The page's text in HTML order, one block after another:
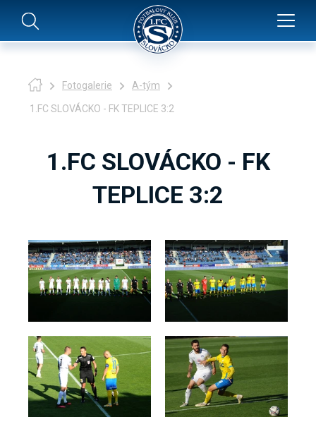
Fotogalerie A-tým
1.FC SLOVÁCKO - FK TEPLICE 3:2
1.FC SLOVÁCKO - FK
TEPLICE 3:2